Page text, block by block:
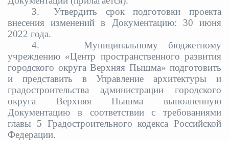
3.
Утвердить срок подготовки проекта
внесения изменений в Документацию: 30 июня
2022 года.
4.
Муниципальному бюджетному
учреждению «Центр пространственного развития
городского округа Верхняя Пышма» подготовить
и представить в Управление архитектуры и
градостроительства администрации городского
округа Верхняя Пышма выполненную
Документацию в соответствии с требованиями
главы 5 Градостроительного кодекса Российской
Федерации.